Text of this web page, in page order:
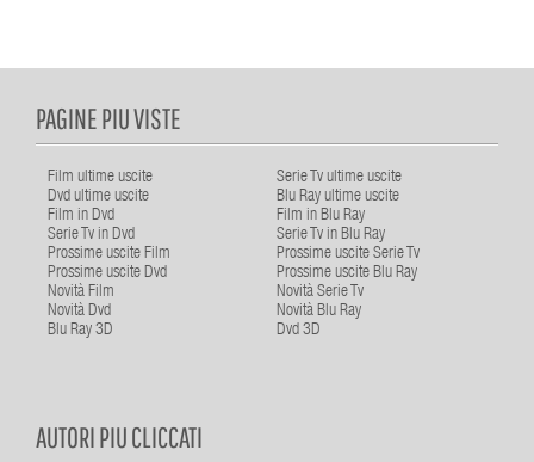
PAGINE PIU VISTE
Film ultime uscite
Serie Tv ultime uscite
Dvd ultime uscite
Blu Ray ultime uscite
Film in Dvd
Film in Blu Ray
Serie Tv in Dvd
Serie Tv in Blu Ray
Prossime uscite Film
Prossime uscite Serie Tv
Prossime uscite Dvd
Prossime uscite Blu Ray
Novità Film
Novità Serie Tv
Novità Dvd
Novità Blu Ray
Blu Ray 3D
Dvd 3D
AUTORI PIU CLICCATI